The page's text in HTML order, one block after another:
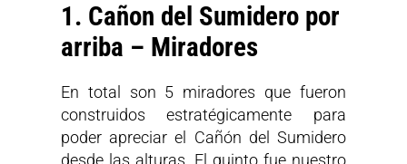
1. Cañon del Sumidero por
arriba – Miradores
En total son 5 miradores que fueron
construidos estratégicamente para
poder apreciar el Cañón del Sumidero
desde las alturas. El quinto fue nuestro